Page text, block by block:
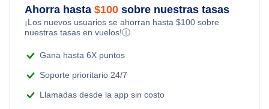
Flights Under $99
Flights Under $199
Flights from Nueva York to Milán
Flights from Nueva York to Estanbul
Romantic Vacations
Adventure Vacations
Beach Vacations
Ahorra hasta $100 sobre nuestras tasas
¡Los nuevos usuarios se ahorran hasta $100 sobre
nuestras tasas en vuelos!ⓘ
Gana hasta 6X puntos
Soporte prioritario 24/7
Llamadas desde la app sin costo